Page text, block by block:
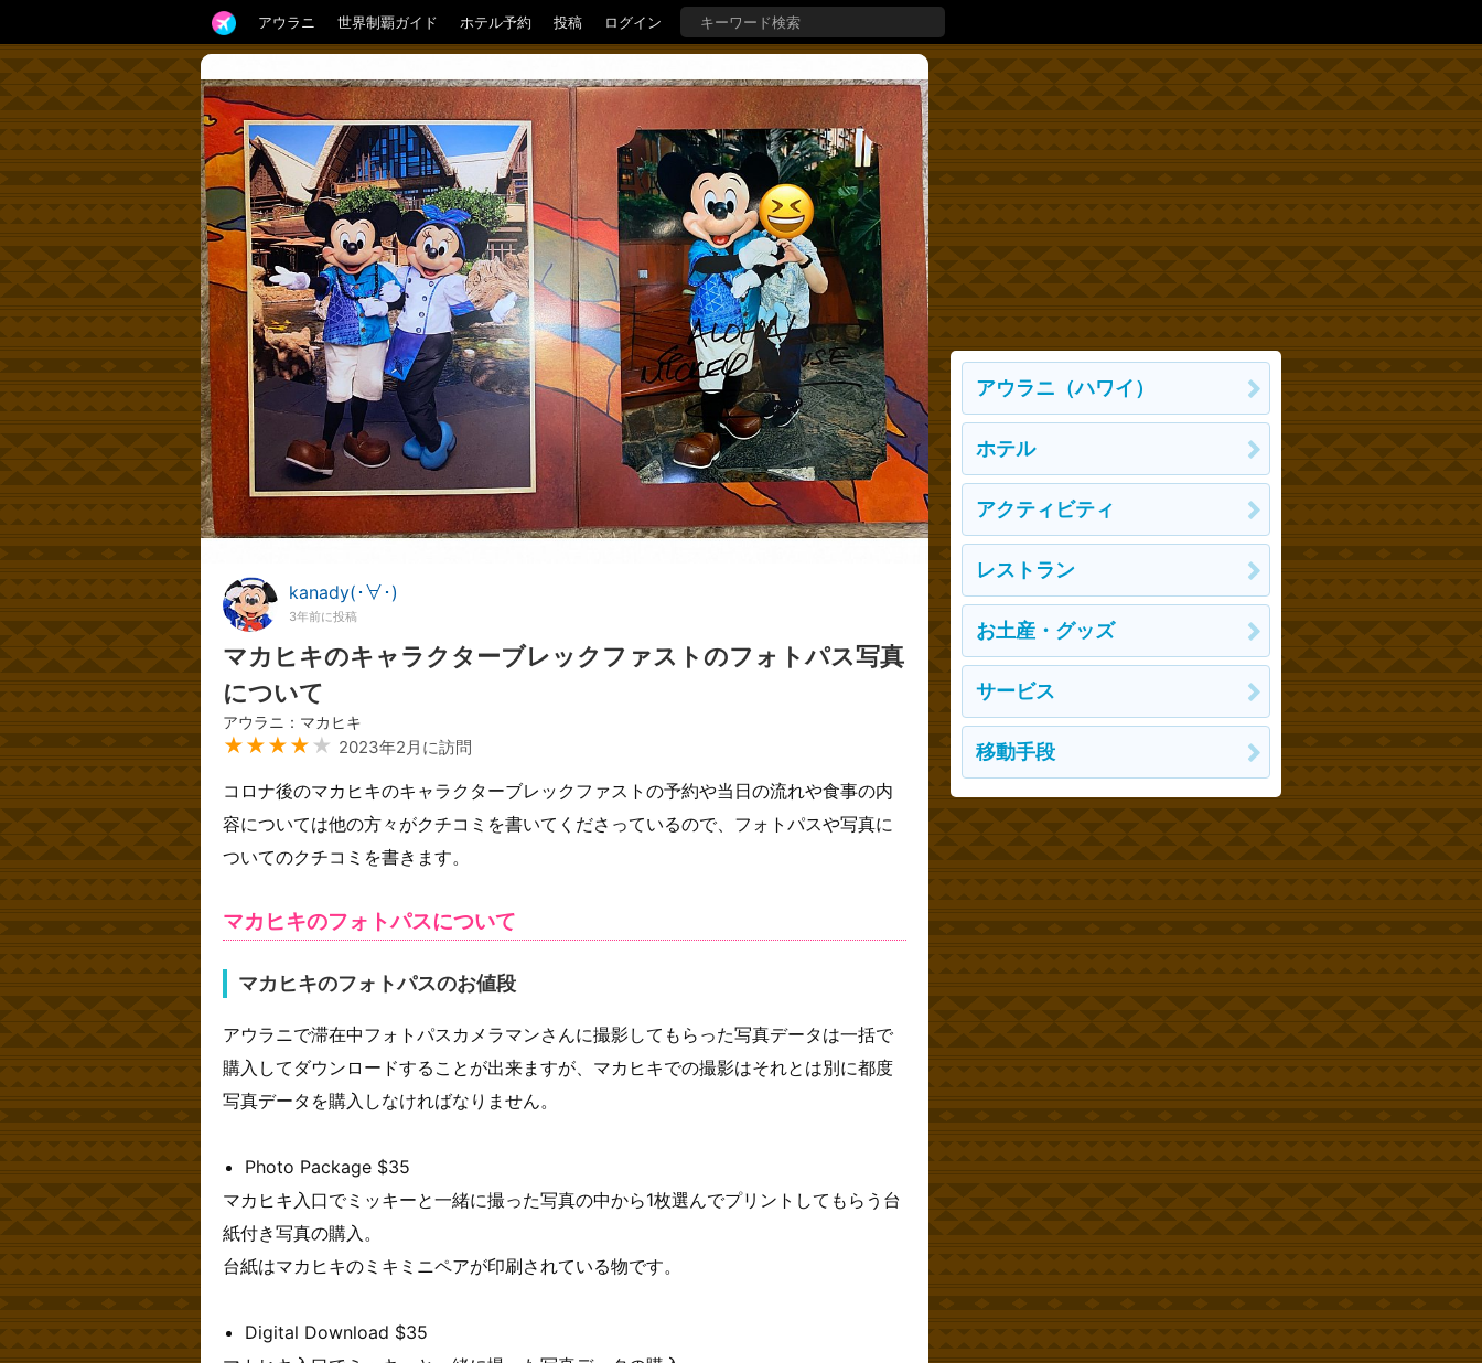
アウラニ 世界制覇ガイド ホテル予約 投稿 ログイン
kanady(･∀･)
3年前に投稿
マカヒキのキャラクターブレックファストのフォトパス写真
について
アウラニ：マカヒキ
★★★★ ★ 2023年2月に訪問
コロナ後のマカヒキのキャラクターブレックファストの予約や当日の流れや食事の内
容については他の方々がクチコミを書いてくださっているので、フォトパスや写真に
ついてのクチコミを書きます。
マカヒキのフォトパスについて
マカヒキのフォトパスのお値段
アウラニで滞在中フォトパスカメラマンさんに撮影してもらった写真データは一括で
購入してダウンロードすることが出来ますが、マカヒキでの撮影はそれとは別に都度
写真データを購入しなければなりません。
Photo Package $35
マカヒキ入口でミッキーと一緒に撮った写真の中から1枚選んでプリントしてもらう台
紙付き写真の購入。
台紙はマカヒキのミキミニペアが印刷されている物です。
Digital Download $35
アウラニ（ハワイ）
ホテル
アクティビティ
レストラン
お土産・グッズ
サービス
移動手段